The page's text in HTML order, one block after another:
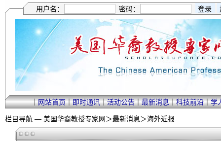
用户名： 密码：
｜网站首页｜即时通讯｜活动公告｜最新消息｜科技前沿｜学
栏目导航 — 美国华裔教授专家网＞最新消息＞海外近报